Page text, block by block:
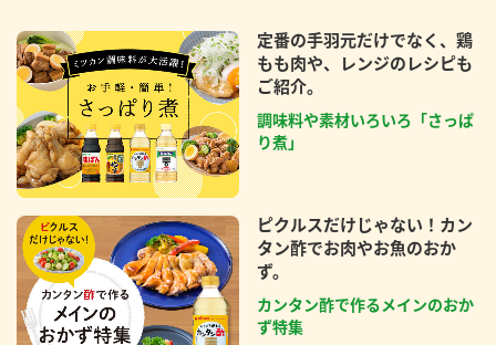
定番の手羽元だけでなく、鶏
もも肉や、レンジのレシピも
ご紹介。
調味料や素材いろいろ「さっぱ
り煮」
ピクルスだけじゃない！カン
タン酢でお肉やお魚のおか
ず。
カンタン酢で作るメインのおか
ず特集